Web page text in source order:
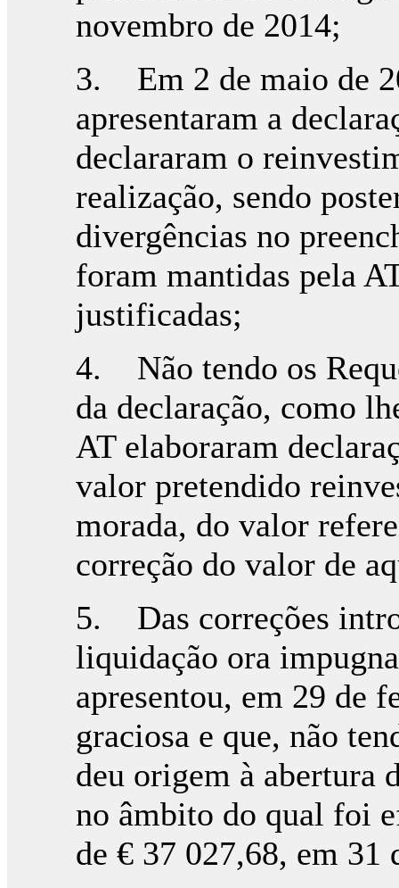
novembro de 2014;
3. Em 2 de maio de
apresentaram a
declararam o
realização, sendo
divergências no
foram mantidas pela
justificadas;
4. Não tendo os
da declaração, como
AT elaboraram
valor pretendido
morada, do valor
correção do valor de
5. Das correções
liquidação ora
apresentou, em 29 de
graciosa e que, não
deu origem à abertura
no âmbito do qual foi
de € 37 027,68, em 31